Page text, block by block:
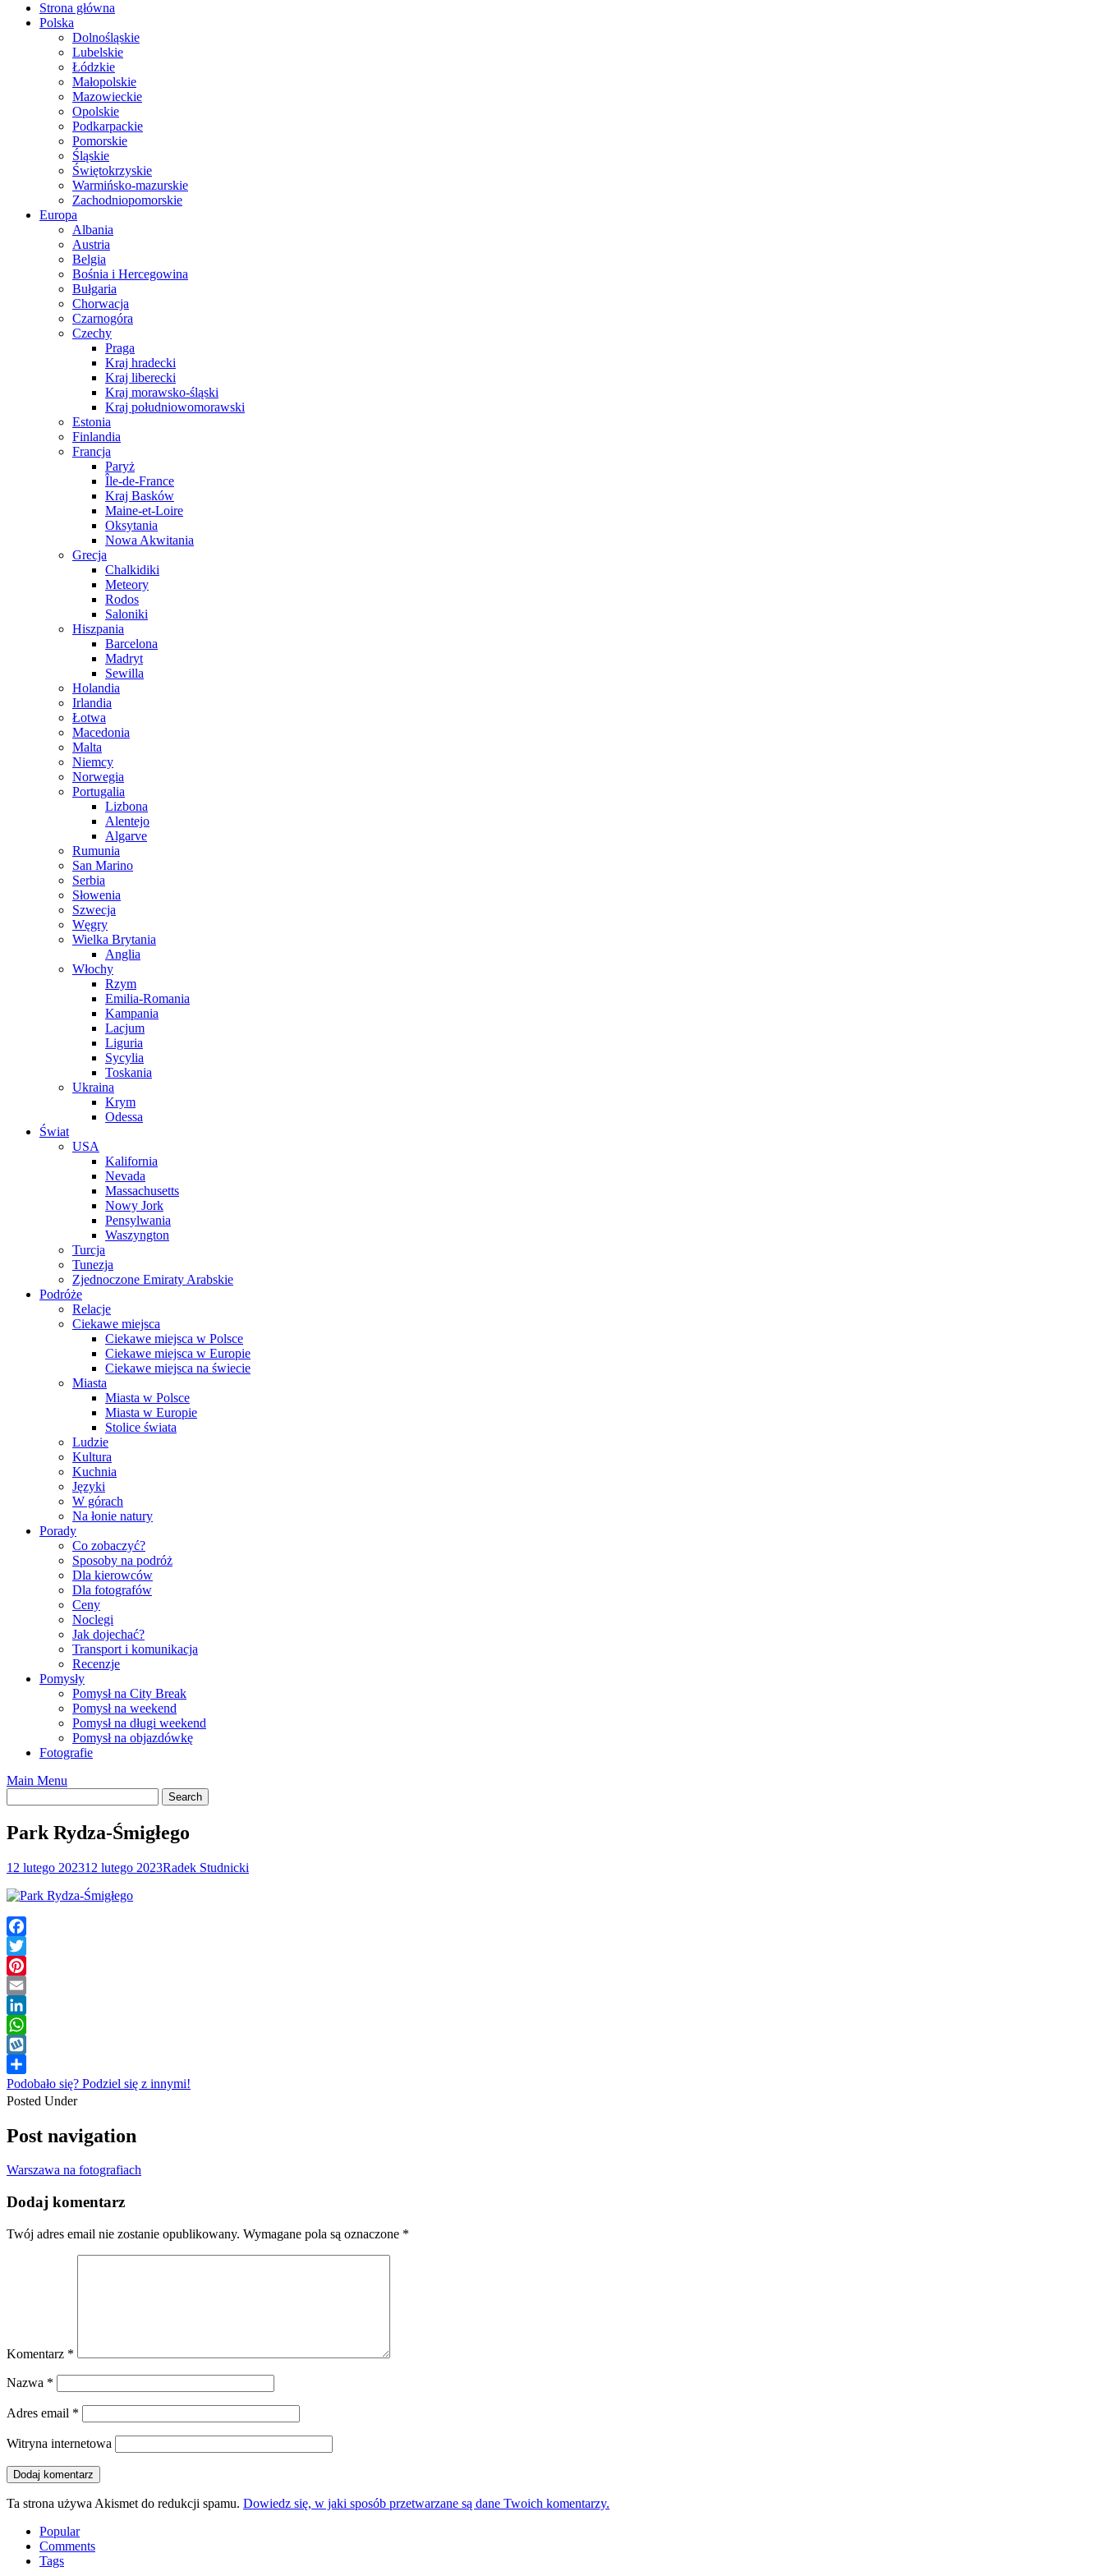
Strona główna
Polska
Dolnośląskie
Lubelskie
Łódzkie
Małopolskie
Mazowieckie
Opolskie
Podkarpackie
Pomorskie
Śląskie
Świętokrzyskie
Warmińsko-mazurskie
Zachodniopomorskie
Europa
Albania
Austria
Belgia
Bośnia i Hercegowina
Bułgaria
Chorwacja
Czarnogóra
Czechy
Praga
Kraj hradecki
Kraj liberecki
Kraj morawsko-śląski
Kraj południowomorawski
Estonia
Finlandia
Francja
Paryż
Île-de-France
Kraj Basków
Maine-et-Loire
Oksytania
Nowa Akwitania
Grecja
Chalkidiki
Meteory
Rodos
Saloniki
Hiszpania
Barcelona
Madryt
Sewilla
Holandia
Irlandia
Łotwa
Macedonia
Malta
Niemcy
Norwegia
Portugalia
Lizbona
Alentejo
Algarve
Rumunia
San Marino
Serbia
Słowenia
Szwecja
Węgry
Wielka Brytania
Anglia
Włochy
Rzym
Emilia-Romania
Kampania
Lacjum
Liguria
Sycylia
Toskania
Ukraina
Krym
Odessa
Świat
USA
Kalifornia
Nevada
Massachusetts
Nowy Jork
Pensylwania
Waszyngton
Turcja
Tunezja
Zjednoczone Emiraty Arabskie
Podróże
Relacje
Ciekawe miejsca
Ciekawe miejsca w Polsce
Ciekawe miejsca w Europie
Ciekawe miejsca na świecie
Miasta
Miasta w Polsce
Miasta w Europie
Stolice świata
Ludzie
Kultura
Kuchnia
Języki
W górach
Na łonie natury
Porady
Co zobaczyć?
Sposoby na podróż
Dla kierowców
Dla fotografów
Ceny
Noclegi
Jak dojechać?
Transport i komunikacja
Recenzje
Pomysły
Pomysł na City Break
Pomysł na weekend
Pomysł na długi weekend
Pomysł na objazdówkę
Fotografie
Main Menu
Park Rydza-Śmigłego
12 lutego 202312 lutego 2023Radek Studnicki
Facebook
Twitter
Pinterest
Email
LinkedIn
WhatsApp
Wykop
Podobało się? Podziel się z innymi!
Posted Under
Post navigation
Warszawa na fotografiach
Dodaj komentarz
Twój adres email nie zostanie opublikowany. Wymagane pola są oznaczone *
Komentarz *
Nazwa *
Adres email *
Witryna internetowa
Ta strona używa Akismet do redukcji spamu. Dowiedz się, w jaki sposób przetwarzane są dane Twoich komentarzy.
Popular
Comments
Tags